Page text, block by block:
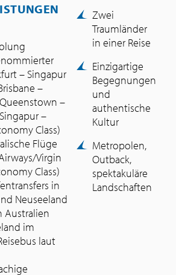
– Singapur
–
–
–
Class)
Flüge
Virgin
Class)
in
Neuseeland
Australien
im
laut
Zwei
Traumländer
in einer Reise
Einzigartige
Begegnungen
und
authentische
Kultur
Metropolen,
Outback,
spektakuläre
Landschaften